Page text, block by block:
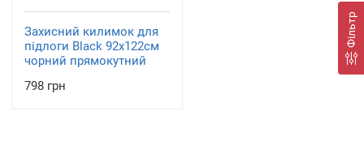
Фільтр
Захисний килимок для
підлоги Black 92х122см
чорний прямокутний
798 грн